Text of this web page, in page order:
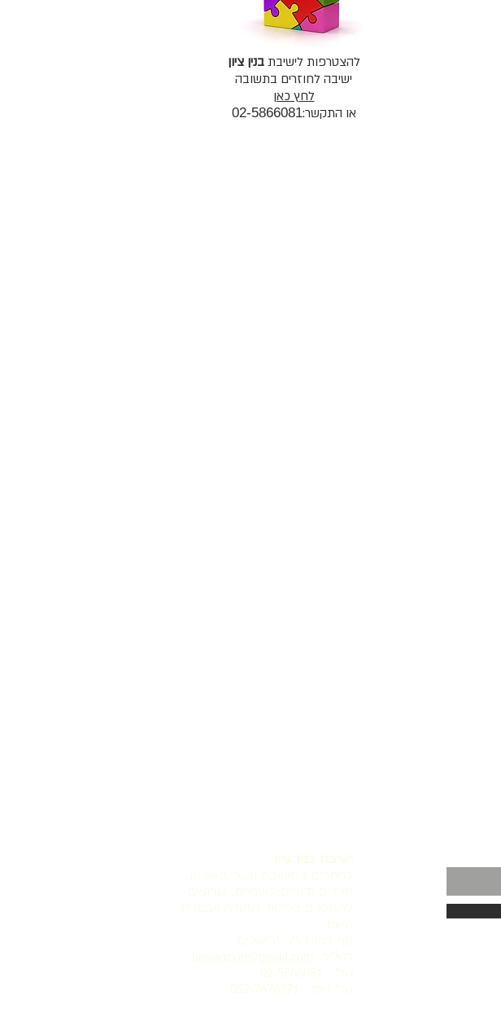
להצטרפות לישיבתבנין ציון
ישיבה לחוזרים בתשובה
לחץ כאן
או התקשר:02-5866081